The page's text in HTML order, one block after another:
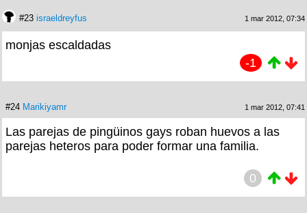
#23 israeldreyfus 1 mar 2012, 07:34
monjas escaldadas
-1
#24 Marikiyamr 1 mar 2012, 07:41
Las parejas de pingüinos gays roban huevos a las
parejas heteros para poder formar una familia.
0